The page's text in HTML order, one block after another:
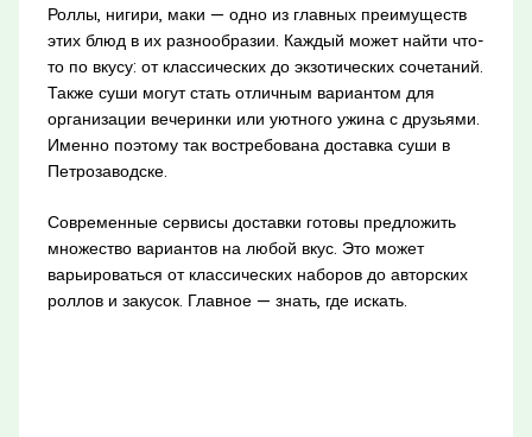
Роллы, нигири, маки — одно из главных преимуществ
этих блюд в их разнообразии. Каждый может найти что-
то по вкусу: от классических до экзотических сочетаний.
Также суши могут стать отличным вариантом для
организации вечеринки или уютного ужина с друзьями.
Именно поэтому так востребована доставка суши в
Петрозаводске.
Современные сервисы доставки готовы предложить
множество вариантов на любой вкус. Это может
варьироваться от классических наборов до авторских
роллов и закусок. Главное — знать, где искать.